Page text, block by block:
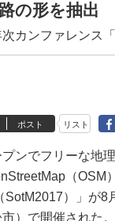
の形を抽出
次カンファレンス
ポスト リスト
ンでフリーな地
（
SotM2017）」が8
）で開催された